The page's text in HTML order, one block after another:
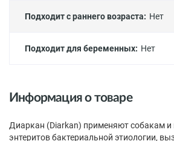
Подходит с раннего возраста: Нет
Подходит для беременных: Нет
Информация о товаре
Диаркан (Diarkan) применяют собакам
энтеритов бактериальной этиологии,